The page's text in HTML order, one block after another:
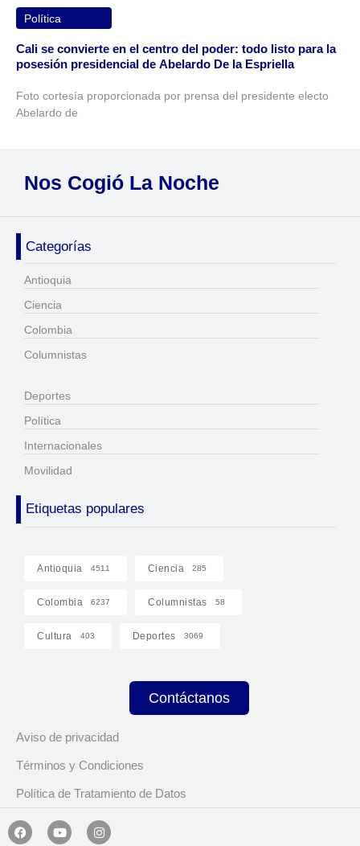
Política
Cali se convierte en el centro del poder: todo listo para la
posesión presidencial de Abelardo De la Espriella
Foto cortesía proporcionada por prensa del presidente electo
Abelardo de
Nos Cogió La Noche
Categorías
Antioquia
Ciencia
Colombia
Columnistas
Deportes
Política
Internacionales
Movilidad
Etiquetas populares
Antioquia 4511 Ciencia 285
Colombia 6237 Columnistas 58
Cultura 403 Deportes 3069
Contáctanos
Aviso de privacidad
Términos y Condiciones
Política de Tratamiento de Datos